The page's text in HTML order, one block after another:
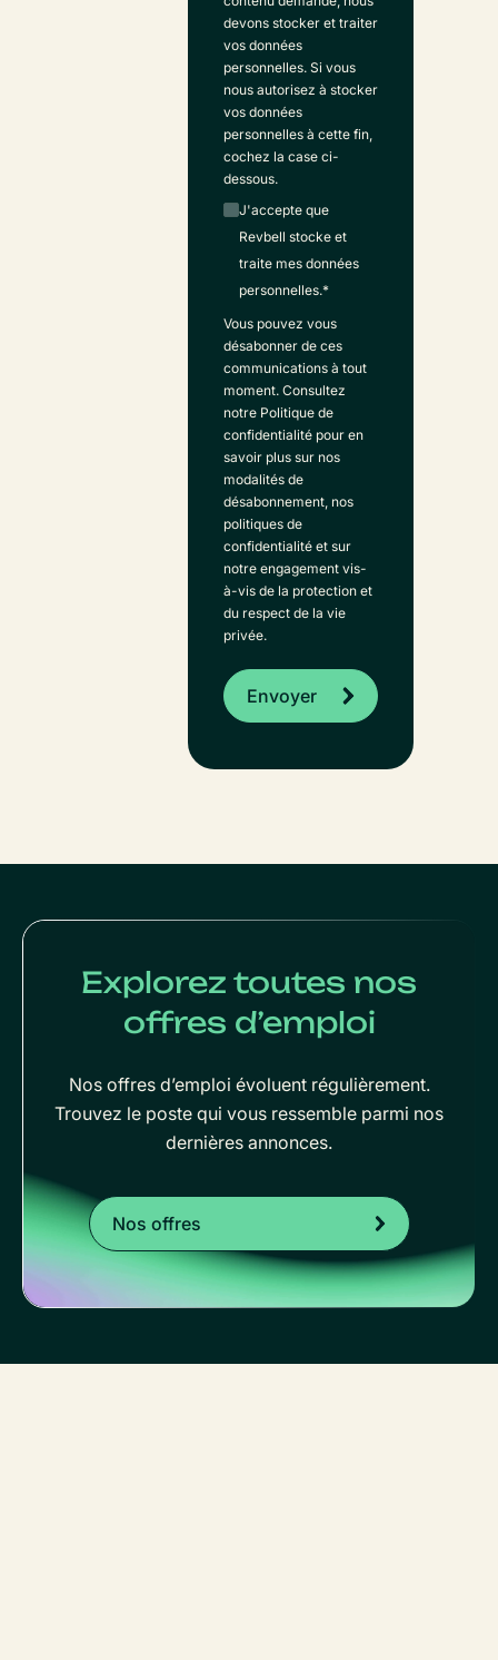
devons stocker et traiter
vos données
personnelles. Si vous
nous autorisez à stocker
vos données
personnelles à cette fin,
cochez la case ci-
dessous.
J'accepte que
Revbell stocke et
traite mes données
personnelles.*
Vous pouvez vous
désabonner de ces
communications à tout
moment. Consultez
notre Politique de
confidentialité pour en
savoir plus sur nos
modalités de
désabonnement, nos
politiques de
confidentialité et sur
notre engagement vis-
à-vis de la protection et
du respect de la vie
privée.
Explorez toutes nos
offres d’emploi
Nos offres d’emploi évoluent régulièrement.
Trouvez le poste qui vous ressemble parmi nos
dernières annonces.
Nos offres